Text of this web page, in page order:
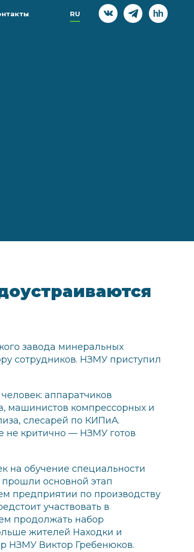
RU
завода минеральных
сотрудников. НЗМУ приступил
аппаратчиков
машинистов компрессорных и
слесарей по КИПиА.
не критично — НЗМУ готов
на обучение специальности
прошли основной этап
предприятии по производству
участвовать в
продолжать набор
жителей Находки и
НЗМУ Виктор Гребенюков.